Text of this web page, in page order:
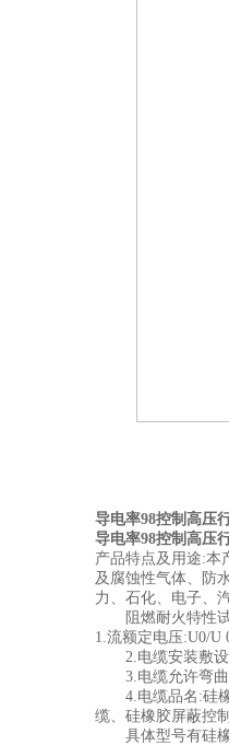
导电率98控制高压
导电率98控制高压
产品特点及用途:本
及腐蚀性气体、防
力、石化、电子、
阻燃耐火特性试
1.流额定电压:U0/
2.电缆安装敷设
3.电缆允许弯曲
4.电缆品名:硅橡
缆、硅橡胶屏蔽控
具体型号有硅橡